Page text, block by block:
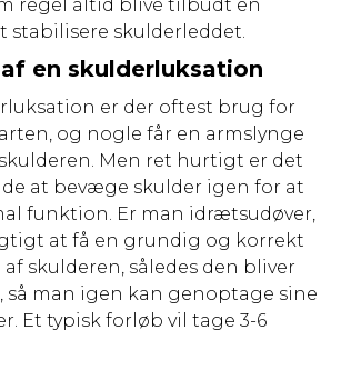
regel altid blive tilbudt en
stabilisere skulderleddet.
en skulderluksation
er der oftest brug for
og nogle får en armslynge
Men ret hurtigt er det
at bevæge skulder igen for at
funktion. Er man idrætsudøver,
at få en grundig og korrekt
skulderen, således den bliver
man igen kan genoptage sine
Et typisk forløb vil tage 3-6